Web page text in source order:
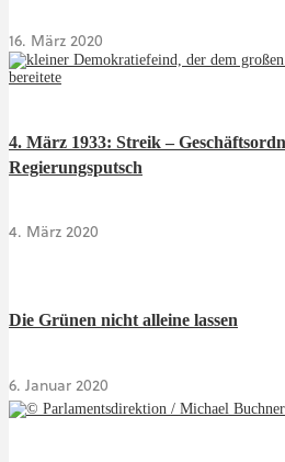
16. März 2020
4. März 1933: Streik –
Regierungsputsch
4. März 2020
Die Grünen nicht alleine lassen
6. Januar 2020